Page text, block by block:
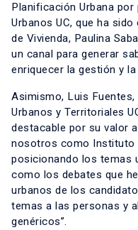
Planificación Urbana
Urbanos UC, que ha
de Vivienda, Paulina
un canal para generar
enriquecer la gestión y la
Asimismo, Luis
Urbanos y Territoriales
destacable por su valor
nosotros como Instituto
posicionando los temas
como los debates que
urbanos de los
temas a las personas y
genéricos”.